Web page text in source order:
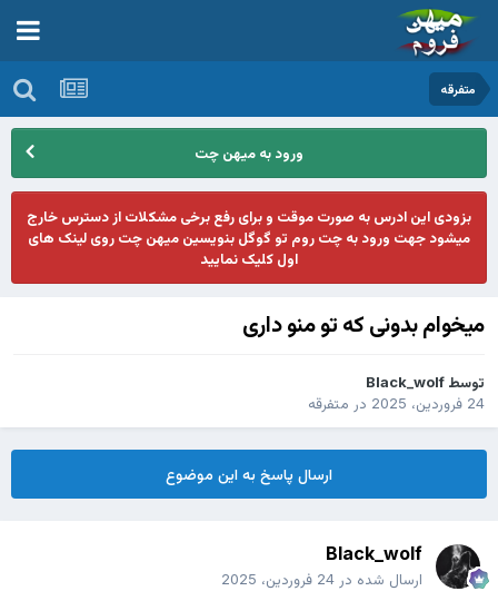
متفرقه
ورود به میهن چت
بزودی این ادرس به صورت موقت و برای رفع برخی مشکلات از دسترس خارج
میشود جهت ورود به چت روم تو گوگل بنویسین میهن چت روی لینک های
اول کلیک نمایید
میخوام بدونی که تو منو داری
توسط Black_wolf
24 فروردین، 2025
در متفرقه
ارسال پاسخ به این موضوع
Black_wolf
ارسال شده در 24 فروردین، 2025